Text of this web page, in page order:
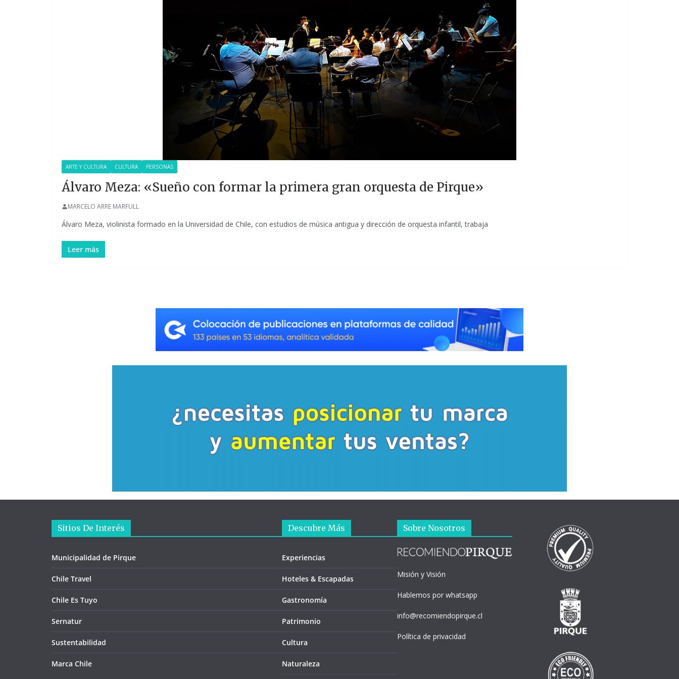
ARTE Y CULTURA CULTURA PERSONAS
Álvaro Meza: «Sueño con formar la primera gran orquesta de Pirque»
MARCELO ARRE MARFULL
Álvaro Meza, violinista formado en la Universidad de Chile, con estudios de música antigua y dirección de orquesta infantil, trabaja
Leer más
Sitios De Interés
Municipalidad de Pirque
Chile Travel
Chile Es Tuyo
Sernatur
Sustentabilidad
Marca Chile
Descubre Más
Experiencias
Hoteles & Escapadas
Gastronomía
Patrimonio
Cultura
Naturaleza
Sobre Nosotros
Misión y Visión
Hablemos por whatsapp
info@recomiendopirque.cl
Política de privacidad